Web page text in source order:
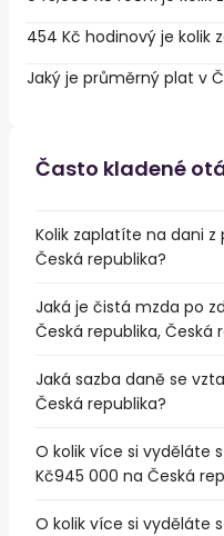
454 Kč hodinový je kolik
Jaký je průměrný plat v
Často kladené
Kolik zaplatíte na dani
Česká republika?
Jaká je čistá mzda po
Česká republika, Česká
Jaká sazba daně se
Česká republika?
O kolik více si vyděláte
Kč945 000 na Česká
O kolik více si vyděláte